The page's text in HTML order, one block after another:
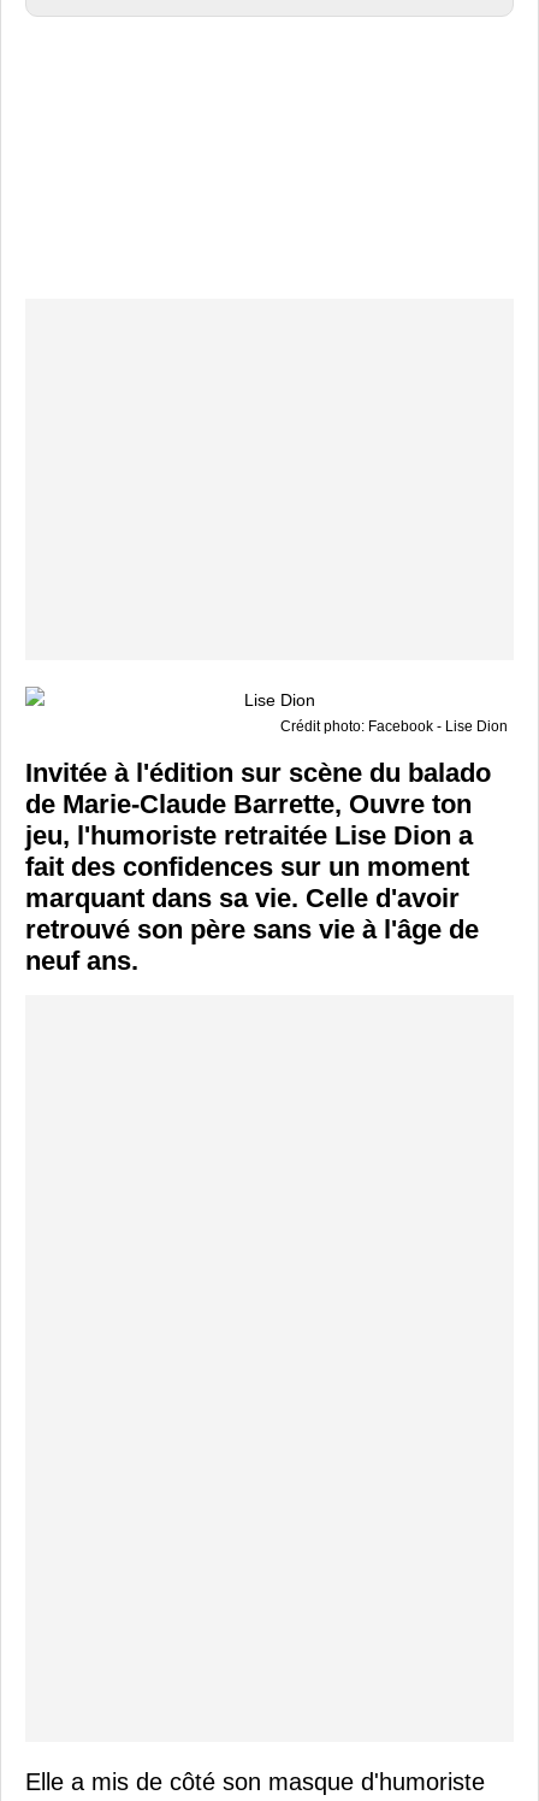
Crédit photo: Facebook - Lise Dion
Invitée à l'édition sur scène du balado
de Marie-Claude Barrette, Ouvre ton
jeu, l'humoriste retraitée Lise Dion a
fait des confidences sur un moment
marquant dans sa vie. Celle d'avoir
retrouvé son père sans vie à l'âge de
neuf ans.
Elle a mis de côté son masque d'humoriste